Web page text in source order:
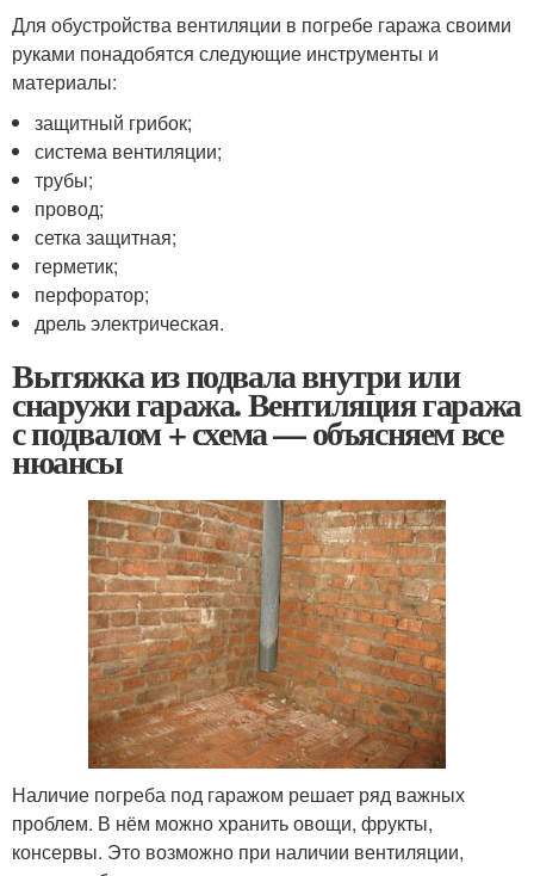
Для обустройства вентиляции в погребе гаража своими
руками понадобятся следующие инструменты и
материалы:
защитный грибок;
система вентиляции;
трубы;
провод;
сетка защитная;
герметик;
перфоратор;
дрель электрическая.
Вытяжка из подвала внутри или
снаружи гаража. Вентиляция гаража
с подвалом + схема — объясняем все
нюансы
Наличие погреба под гаражом решает ряд важных
проблем. В нём можно хранить овощи, фрукты,
консервы. Это возможно при наличии вентиляции,